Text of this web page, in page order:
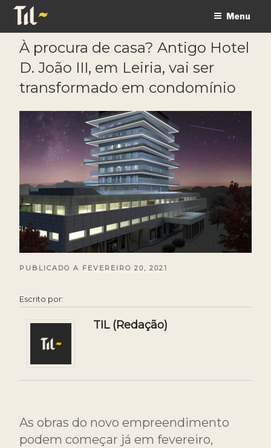
Saltar
para
conteúdo
Menu
À procura de casa? Antigo Hotel
D. João III, em Leiria, vai ser
transformado em condomínio
PUBLICADO A PUBLICADO
FEVEREIRO 20, 2021
Escrito por:
TIL (Redação)
As obras do novo empreendimento
podem começar já em fevereiro,